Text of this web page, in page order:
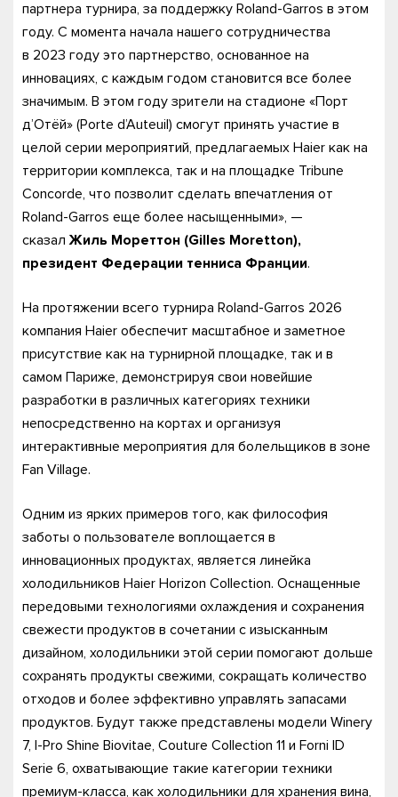
партнера турнира, за поддержку Roland-Garros в этом
году. С момента начала нашего сотрудничества
в 2023 году это партнерство, основанное на
инновациях, с каждым годом становится все более
значимым. В этом году зрители на стадионе «Порт
д’Отёй» (Porte d’Auteuil) смогут принять участие в
целой серии мероприятий, предлагаемых Haier как на
территории комплекса, так и на площадке Tribune
Concorde, что позволит сделать впечатления от
Roland-Garros еще более насыщенными», —
сказалЖиль Мореттон (Gilles Moretton),
президент Федерации тенниса Франции.
На протяжении всего турнира Roland-Garros 2026
компания Haier обеспечит масштабное и заметное
присутствие как на турнирной площадке, так и в
самом Париже, демонстрируя свои новейшие
разработки в различных категориях техники
непосредственно на кортах и организуя
интерактивные мероприятия для болельщиков в зоне
Fan Village.
Одним из ярких примеров того, как философия
заботы о пользователе воплощается в
инновационных продуктах, является линейка
холодильников Haier Horizon Collection. Оснащенные
передовыми технологиями охлаждения и сохранения
свежести продуктов в сочетании с изысканным
дизайном, холодильники этой серии помогают дольше
сохранять продукты свежими, сокращать количество
отходов и более эффективно управлять запасами
продуктов. Будут также представлены модели Winery
7, I-Pro Shine Biovitae, Couture Collection 11 и Forni ID
Serie 6, охватывающие такие категории техники
премиум-класса, как холодильники для хранения вина,